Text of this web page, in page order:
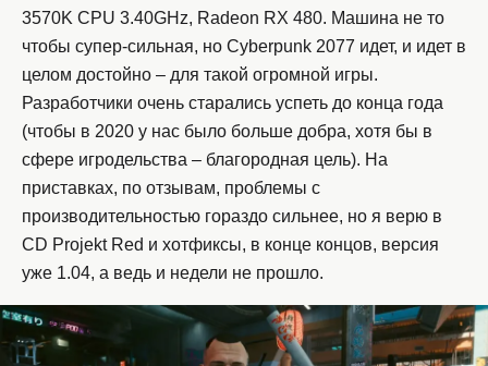
3570K CPU 3.40GHz, Radeon RX 480. Машина не то
чтобы супер-сильная, но Cyberpunk 2077 идет, и идет в
целом достойно – для такой огромной игры.
Разработчики очень старались успеть до конца года
(чтобы в 2020 у нас было больше добра, хотя бы в
сфере игродельства – благородная цель). На
приставках, по отзывам, проблемы с
производительностью гораздо сильнее, но я верю в
CD Projekt Red и хотфиксы, в конце концов, версия
уже 1.04, а ведь и недели не прошло.